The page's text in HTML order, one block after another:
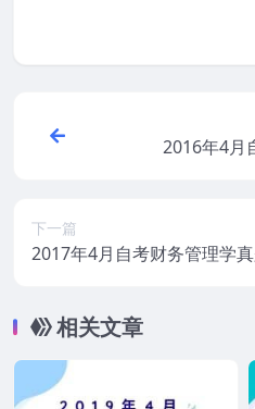
2016年4月
下一篇
2017年4月自考财务管理学
相关文章